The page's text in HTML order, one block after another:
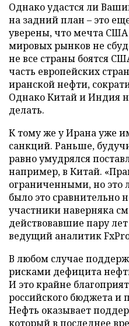
Однако удастся ли
на задний план – это
уверены, что мечта США
мировых рынков не
не все страны боятся
часть европейских
иранской нефти,
Однако Китай и Индия
делать.
К тому же у Ирана уже
санкций. Раньше,
равно умудрялся
например, в Китай.
ограниченными, но это
было это сравнительно
участники наверняка
действовавшие пару
ведущий аналитик
В любом случае
рисками дефицита
И это крайне
российского бюджета и
Нефть оказывает
который в последнее